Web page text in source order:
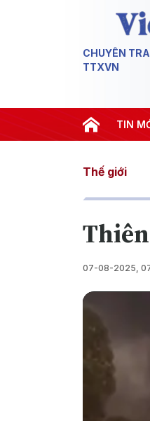
CHUYÊN
TTXVN
TIN
#Căng thẳng
Thế giới
07-08-2025,